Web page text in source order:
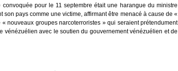
pour le 11 septembre était une harangue du ministre
son pays comme une victime, affirmant être menacé à cause de «
nouveaux groupes narcoterroristes » qui seraient prétendument
vénézuélien avec le soutien du gouvernement vénézuélien et de